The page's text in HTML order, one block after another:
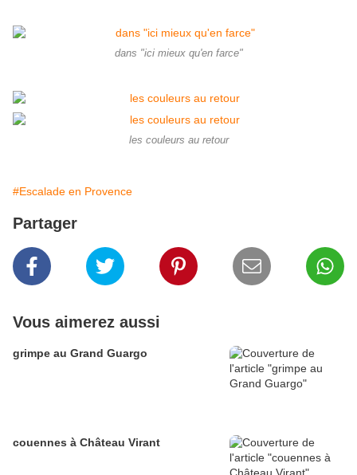
dans "ici mieux qu'en farce"
les couleurs au retour
#Escalade en Provence
Partager
Vous aimerez aussi
grimpe au Grand Guargo
couennes à Château Virant